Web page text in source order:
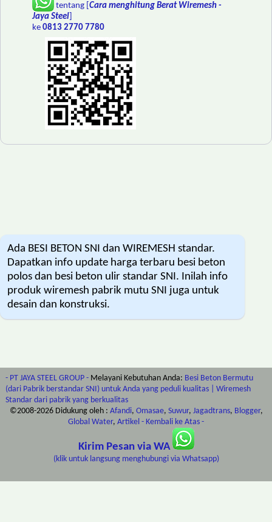
tentang [ Cara menghitung Berat Wiremesh -
Jaya Steel
ke 0813 2770 7780
Ada BESI BETON SNI dan WIREMESH standar.
Dapatkan info update harga terbaru besi beton
polos dan besi beton ulir standar SNI. Inilah info
produk wiremesh pabrik mutu SNI juga untuk
desain dan konstruksi.
- PT JAYA STEEL GROUP - Melayani Kebutuhan Anda: Besi Beton Bermutu
(dari Pabrik berstandar SNI) untuk Anda yang peduli kualitas | Wiremesh
Standar dari pabrik yang berkualitas
©2008-2026Didukung oleh : Afandi, Omasae, Suwur, Jagadtrans, Blogger,
Global Water, Artikel - Kembali ke Atas -
Kirim Pesan via WA
(klik untuk langsung menghubungi via Whatsapp)